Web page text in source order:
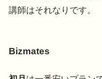
講師はそれなりです。
Bizmates